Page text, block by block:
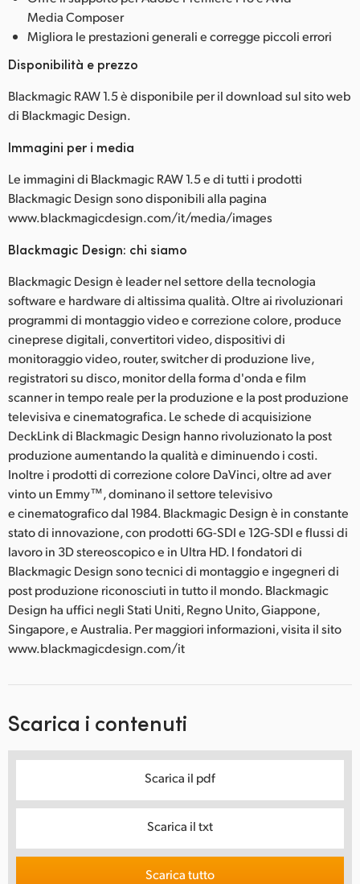
Media Composer
Migliora le prestazioni generali e corregge piccoli errori
Disponibilità e prezzo
Blackmagic RAW 1.5 è disponibile per il download sul sito web
di Blackmagic Design.
Immagini per i media
Le immagini di Blackmagic RAW 1.5 e di tutti i prodotti
Blackmagic Design sono disponibili alla pagina
www.blackmagicdesign.com/it/media/images
Blackmagic Design: chi siamo
Blackmagic Design è leader nel settore della tecnologia
software e hardware di altissima qualità. Oltre ai rivoluzionari
programmi di montaggio video e correzione colore, produce
cineprese digitali, convertitori video, dispositivi di
monitoraggio video, router, switcher di produzione live,
registratori su disco, monitor della forma d'onda e film
scanner in tempo reale per la produzione e la post produzione
televisiva e cinematografica. Le schede di acquisizione
DeckLink di Blackmagic Design hanno rivoluzionato la post
produzione aumentando la qualità e diminuendo i costi.
Inoltre i prodotti di correzione colore DaVinci, oltre ad aver
vinto un Emmy™, dominano il settore televisivo
e cinematografico dal 1984. Blackmagic Design è in constante
stato di innovazione, con prodotti 6G-SDI e 12G-SDI e flussi di
lavoro in 3D stereoscopico e in Ultra HD. I fondatori di
Blackmagic Design sono tecnici di montaggio e ingegneri di
post produzione riconosciuti in tutto il mondo. Blackmagic
Design ha uffici negli Stati Uniti, Regno Unito, Giappone,
Singapore, e Australia. Per maggiori informazioni, visita il sito
www.blackmagicdesign.com/it
Scarica i contenuti
Scarica il pdf
Scarica il txt
Scarica tutto